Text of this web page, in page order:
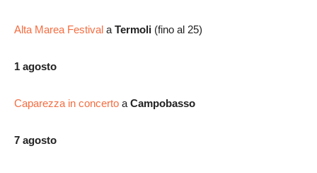
Alta Marea Festival a Termoli (fino al 25)
1 agosto
Caparezza in concerto a Campobasso
7 agosto